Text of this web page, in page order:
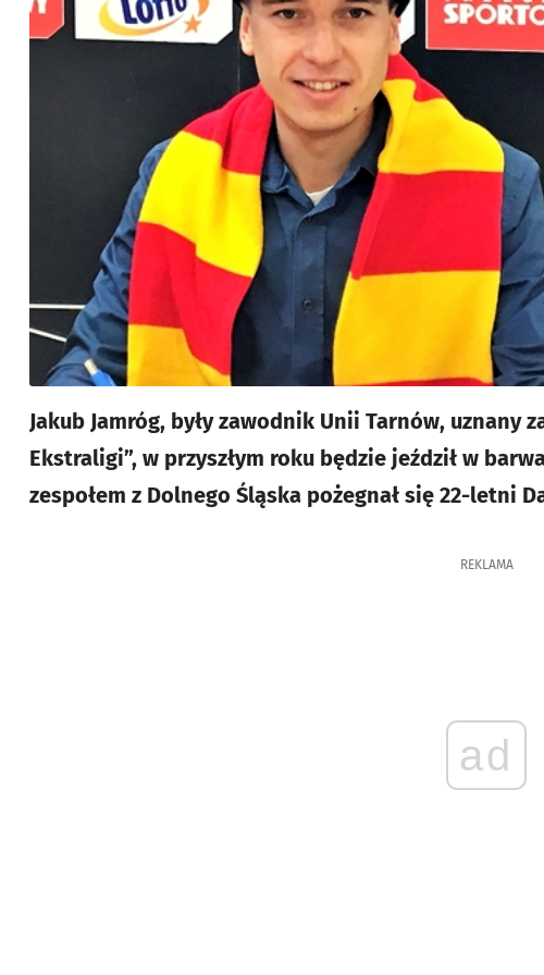
Jakub Jamróg, były zawodnik Unii Tarnów, uznany
Ekstraligi”, w przyszłym roku będzie jeździł w
zespołem z Dolnego Śląska pożegnał się 22-letni
REKLAMA
ad